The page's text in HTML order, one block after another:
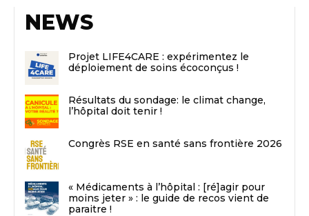
NEWS
Projet LIFE4CARE : expérimentez le
déploiement de soins écoconçus !
Résultats du sondage: le climat change,
l’hôpital doit tenir !
Congrès RSE en santé sans frontière 2026
« Médicaments à l’hôpital : [ré]agir pour
moins jeter » : le guide de recos vient de
paraitre !